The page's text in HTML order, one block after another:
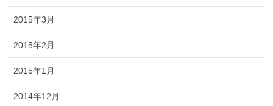
2015年3月
2015年2月
2015年1月
2014年12月